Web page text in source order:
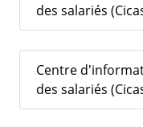
des salariés
Centre
des salariés